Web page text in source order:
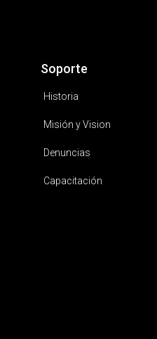
Soporte
Historia
Misión y Vision
Denuncias
Capacitación